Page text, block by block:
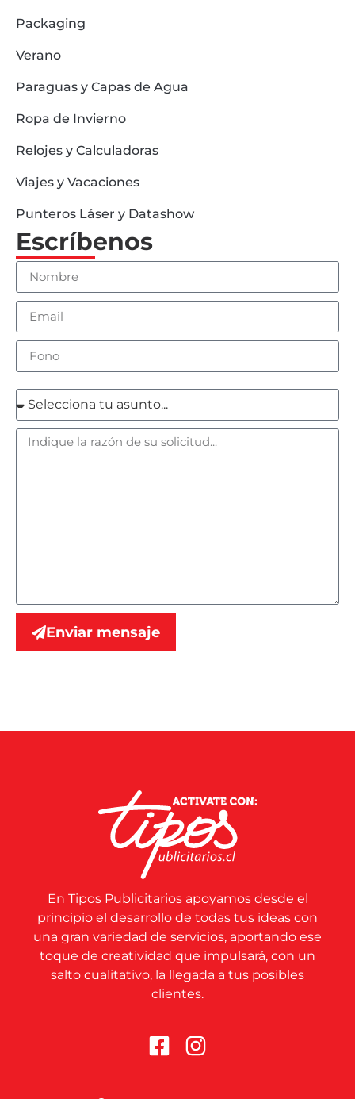
Packaging
Verano
Paraguas y Capas de Agua
Ropa de Invierno
Relojes y Calculadoras
Viajes y Vacaciones
Punteros Láser y Datashow
Escríbenos
Enviar mensaje
En Tipos Publicitarios apoyamos desde el
principio el desarrollo de todas tus ideas con
una gran variedad de servicios, aportando ese
toque de creatividad que impulsará, con un
salto cualitativo, la llegada a tus posibles
clientes.